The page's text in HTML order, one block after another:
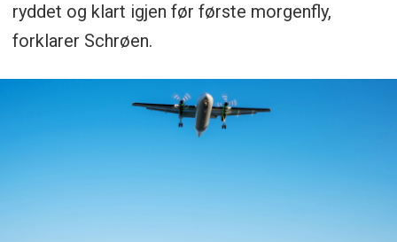
ryddet og klart igjen før første morgenfly,
forklarer Schrøen.